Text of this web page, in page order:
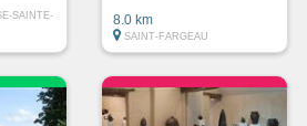
SAINTE-
8.0 km
SAINT-FARGEAU